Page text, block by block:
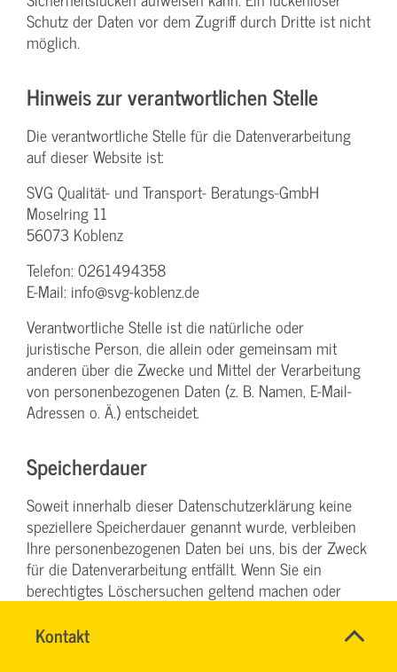
Kontakt
Name*
Schutz der Daten vor dem Zugriff durch Dritte ist nicht
möglich.
Hinweis zur verantwortlichen Stelle
Die verantwortliche Stelle für die Datenverarbeitung
auf dieser Website ist:
SVG Qualität- und Transport- Beratungs-GmbH
Moselring 11
56073 Koblenz
Telefon: 0261494358
E-Mail: info@svg-koblenz.de
Verantwortliche Stelle ist die natürliche oder
juristische Person, die allein oder gemeinsam mit
anderen über die Zwecke und Mittel der Verarbeitung
von personenbezogenen Daten (z. B. Namen, E-Mail-
Adressen o. Ä.) entscheidet.
Speicherdauer
Soweit innerhalb dieser Datenschutzerklärung keine
speziellere Speicherdauer genannt wurde, verbleiben
Ihre personenbezogenen Daten bei uns, bis der Zweck
für die Datenverarbeitung entfällt. Wenn Sie ein
berechtigtes Löschersuchen geltend machen oder
werden Ihre Daten gelöscht, sofern wir keine anderen